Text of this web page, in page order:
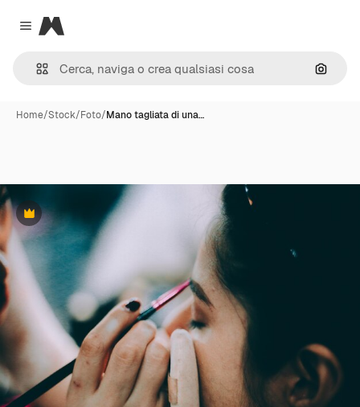
Close menu
Magnific
Cerca
Home/Stock/Foto/Mano tagliata di una…
Premium